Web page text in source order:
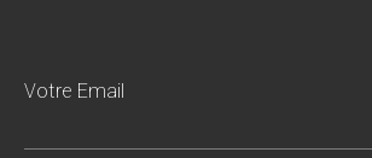
Votre Email